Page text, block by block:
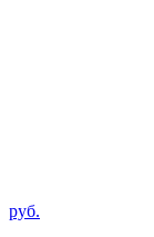
руб.